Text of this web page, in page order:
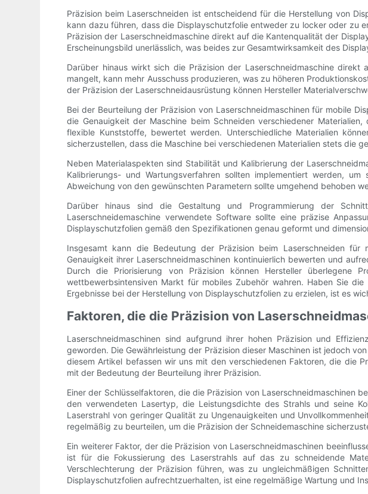
Präzision beim Laserschneiden ist entscheidend für die Herstellung von
kann dazu führen, dass die Displayschutzfolie entweder zu locker oder zu
Präzision der Laserschneidmaschine direkt auf die Kantenqualität der
Erscheinungsbild unerlässlich, was beides zur Gesamtwirksamkeit des
Darüber hinaus wirkt sich die Präzision der Laserschneidmaschine
mangelt, kann mehr Ausschuss produzieren, was zu höheren
der Präzision der Laserschneidausrüstung können Hersteller
Bei der Beurteilung der Präzision von Laserschneidmaschinen für mobile
die Genauigkeit der Maschine beim Schneiden verschiedener
flexible Kunststoffe, bewertet werden. Unterschiedliche Materialien
sicherzustellen, dass die Maschine bei verschiedenen Materialien stets die
Neben Materialaspekten sind Stabilität und Kalibrierung der
Kalibrierungs- und Wartungsverfahren sollten implementiert werden,
Abweichung von den gewünschten Parametern sollte umgehend behoben
Darüber hinaus sind die Gestaltung und Programmierung der
Laserschneidemaschine verwendete Software sollte eine präzise
Displayschutzfolien gemäß den Spezifikationen genau geformt und
Insgesamt kann die Bedeutung der Präzision beim Laserschneiden
Genauigkeit ihrer Laserschneidmaschinen kontinuierlich bewerten und
Durch die Priorisierung von Präzision können Hersteller
wettbewerbsintensiven Markt für mobiles Zubehör wahren. Haben Sie
Ergebnisse bei der Herstellung von Displayschutzfolien zu erzielen, ist es
Faktoren, die die Präzision von
Laserschneidmaschinen sind aufgrund ihrer hohen Präzision und
geworden. Die Gewährleistung der Präzision dieser Maschinen ist jedoch
diesem Artikel befassen wir uns mit den verschiedenen Faktoren, die die
mit der Bedeutung der Beurteilung ihrer Präzision.
Einer der Schlüsselfaktoren, die die Präzision von Laserschneidmaschinen
den verwendeten Lasertyp, die Leistungsdichte des Strahls und seine
Laserstrahl von geringer Qualität zu Ungenauigkeiten und
regelmäßig zu beurteilen, um die Präzision der Schneidemaschine
Ein weiterer Faktor, der die Präzision von Laserschneidmaschinen
ist für die Fokussierung des Laserstrahls auf das zu schneidende
Verschlechterung der Präzision führen, was zu ungleichmäßigen
Displayschutzfolien aufrechtzuerhalten, ist eine regelmäßige Wartung und